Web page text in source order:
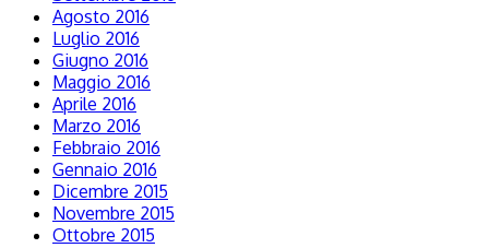
Agosto 2016
Luglio 2016
Giugno 2016
Maggio 2016
Aprile 2016
Marzo 2016
Febbraio 2016
Gennaio 2016
Dicembre 2015
Novembre 2015
Ottobre 2015